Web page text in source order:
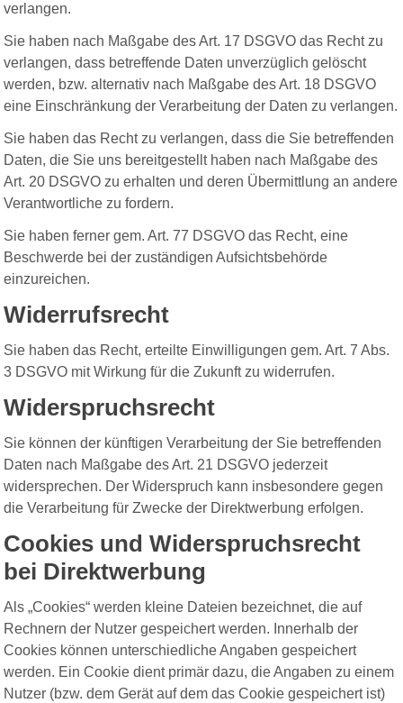
verlangen.
Sie haben nach Maßgabe des Art. 17 DSGVO das Recht zu
verlangen, dass betreffende Daten unverzüglich gelöscht
werden, bzw. alternativ nach Maßgabe des Art. 18 DSGVO
eine Einschränkung der Verarbeitung der Daten zu verlangen.
Sie haben das Recht zu verlangen, dass die Sie betreffenden
Daten, die Sie uns bereitgestellt haben nach Maßgabe des
Art. 20 DSGVO zu erhalten und deren Übermittlung an andere
Verantwortliche zu fordern.
Sie haben ferner gem. Art. 77 DSGVO das Recht, eine
Beschwerde bei der zuständigen Aufsichtsbehörde
einzureichen.
Widerrufsrecht
Sie haben das Recht, erteilte Einwilligungen gem. Art. 7 Abs.
3 DSGVO mit Wirkung für die Zukunft zu widerrufen.
Widerspruchsrecht
Sie können der künftigen Verarbeitung der Sie betreffenden
Daten nach Maßgabe des Art. 21 DSGVO jederzeit
widersprechen. Der Widerspruch kann insbesondere gegen
die Verarbeitung für Zwecke der Direktwerbung erfolgen.
Cookies und Widerspruchsrecht
bei Direktwerbung
Als „Cookies“ werden kleine Dateien bezeichnet, die auf
Rechnern der Nutzer gespeichert werden. Innerhalb der
Cookies können unterschiedliche Angaben gespeichert
werden. Ein Cookie dient primär dazu, die Angaben zu einem
Nutzer (bzw. dem Gerät auf dem das Cookie gespeichert ist)